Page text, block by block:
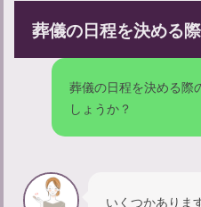
葬儀の日程を決める
葬儀の日程を決める際
しょうか？
いくつかありま